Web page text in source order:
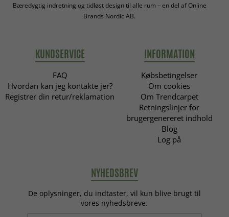
Bæredygtig indretning og tidløst design til alle rum – en del af Online
Brands Nordic AB.
KUNDSERVICE
FAQ
Hvordan kan jeg kontakte jer?
Registrer din retur/reklamation
INFORMATION
Købsbetingelser
Om cookies
Om Trendcarpet
Retningslinjer for
brugergenereret indhold
Blog
Log på
NYHEDSBREV
De oplysninger, du indtaster, vil kun blive brugt til
vores nyhedsbreve.